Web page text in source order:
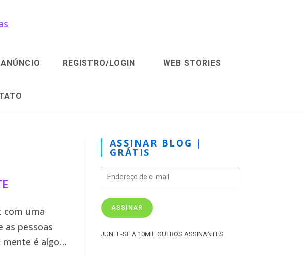
REGISTRO/LOGIN WEB STORIES
com uma
as pessoas
mente é algo…
ASSINAR BLOG |
GRÁTIS
ASSINAR
JUNTE-SE A 10MIL OUTROS ASSINANTES